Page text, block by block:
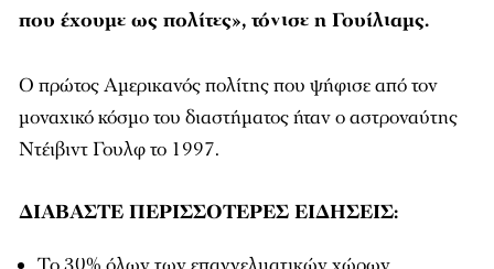
που έχουμε ως πολίτες», τόνισε η Γουίλιαμς.
O πρώτος Αμερικανός πολίτης που ψήφισε από τον
μοναχικό κόσμο του διαστήματος ήταν ο αστροναύτης
Ντέιβιντ Γουλφ το 1997.
ΔΙΑΒΑΣΤΕ ΠΕΡΙΣΣΟΤΕΡΕΣ ΕΙΔΗΣΕΙΣ: